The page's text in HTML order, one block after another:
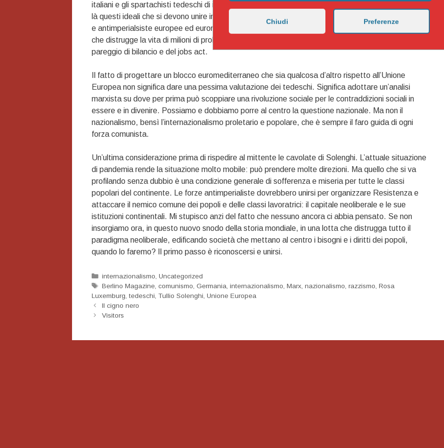
italiani e gli spartachisti tedeschi di ieri e di oggi. Sono questi oggi, coloro che incarnano qui come
là questi ideali che si devono unire insieme ai maquis francesi di oggi e a tutte le forze antifasciste
e antimperialsiste europee ed euromediterranee per una nuova Resistenza al mostro neoliberale
che distrugge la vita di milioni di proletari nella Germania delle leggi Hartz così come nell’Italia del
pareggio di bilancio e del jobs act.
Il fatto di progettare un blocco euromediterraneo che sia qualcosa d’altro rispetto all’Unione
Europea non significa dare una pessima valutazione dei tedeschi. Significa adottare un’analisi
marxista su dove per prima può scoppiare una rivoluzione sociale per le contraddizioni sociali in
essere e in divenire. Possiamo e dobbiamo porre al centro la questione nazionale. Ma non il
nazionalismo, bensì l’internazionalismo proletario e popolare, che è sempre il faro guida di ogni
forza comunista.
Un’ultima considerazione prima di rispedire al mittente le cavolate di Solenghi. L’attuale situazione
di pandemia rende la situazione molto mobile: può prendere molte direzioni. Ma quello che si va
profilando senza dubbio è una condizione generale di sofferenza e miseria per tutte le classi
popolari del continente. Le forze antimperialiste dovrebbero unirsi per organizzare Resistenza e
attaccare il nemico comune dei popoli e delle classi lavoratrici: il capitale neoliberale e le sue
istituzioni continentali. Mi stupisco anzi del fatto che nessuno ancora ci abbia pensato. Se non
insorgiamo ora, in questo nuovo snodo della storia mondiale, in una lotta che distrugga tutto il
paradigma neoliberale, edificando società che mettano al centro i bisogni e i diritti dei popoli,
quando lo faremo? Il primo passo è riconoscersi e unirsi.
Categorie
internazionalismo ,Uncategorized
Tag
Berlino Magazine ,comunismo ,Germania ,internazionalismo ,Marx ,nazionalismo ,razzismo ,Rosa
Luxemburg tedeschi Tullio Solenghi Unione Europea
Navigazione
articolo
Il cigno nero
Visitors
Chiudi Preferenze